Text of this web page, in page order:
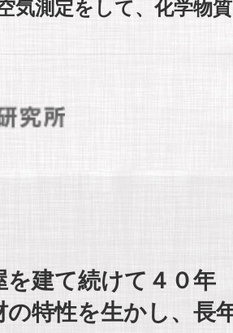
気測定をして、化学物
を建て続けて４０年
の特性を生かし、長